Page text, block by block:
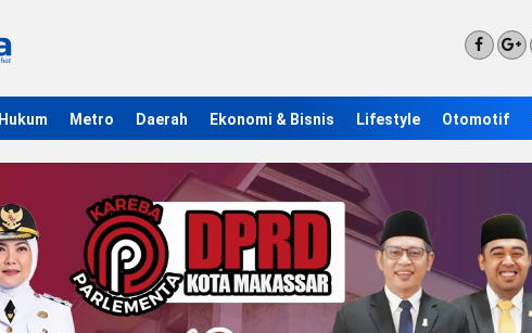
Hukum Metro Daerah Ekonomi & Bisnis Lifestyle Otomotif